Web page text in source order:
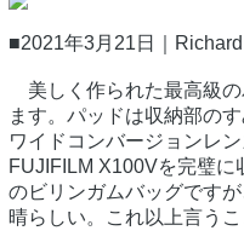
■2021年3月21日｜
美しく作られた最高級の
ます。パッドは収納部の
ワイドコンバージョンレ
FUJIFILM X100Vを完璧に
のビリンガムバッグです
晴らしい。これ以上言う